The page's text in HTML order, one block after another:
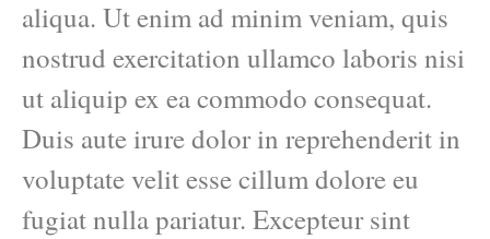
aliqua. Ut enim ad minim veniam, quis
nostrud exercitation ullamco laboris nisi
ut aliquip ex ea commodo consequat.
Duis aute irure dolor in reprehenderit in
voluptate velit esse cillum dolore eu
fugiat nulla pariatur. Excepteur sint